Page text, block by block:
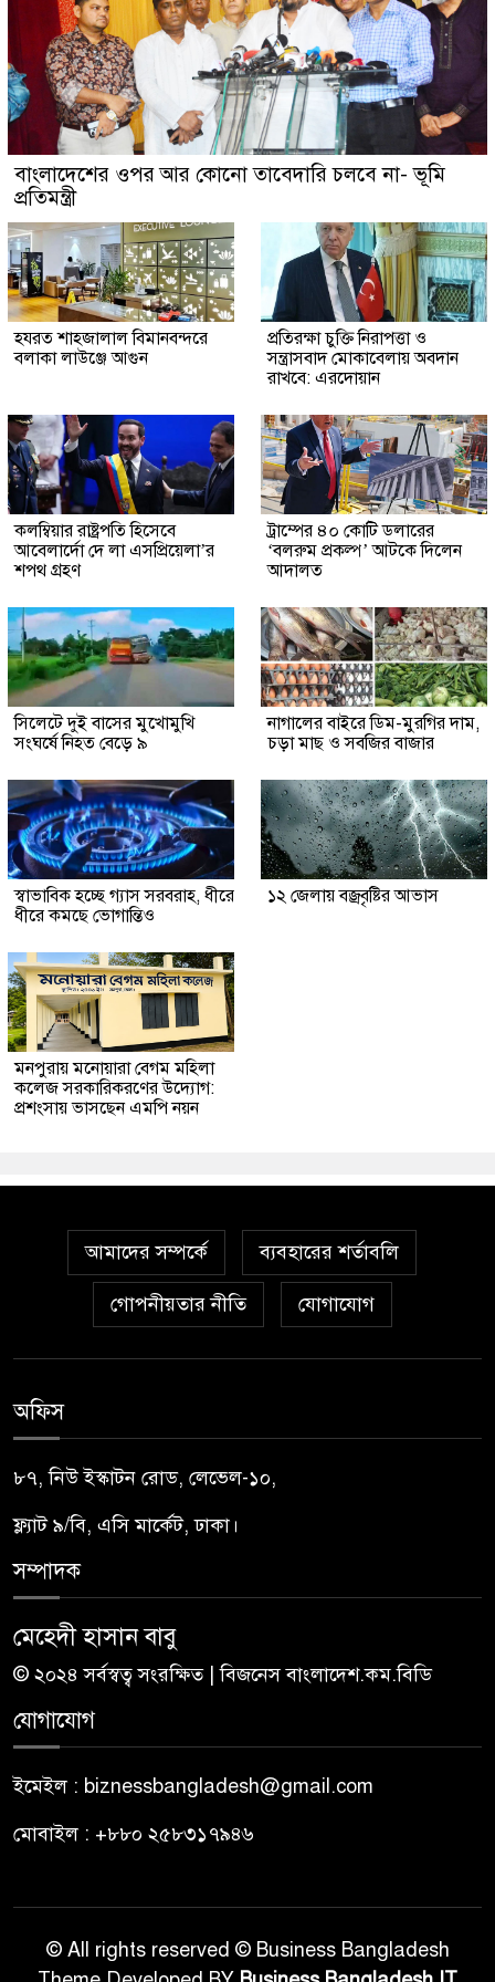
বাংলাদেশের ওপর আর কোনো তাবেদারি চলবে না- ভূমি
প্রতিমন্ত্রী
হযরত শাহজালাল বিমানবন্দরে
বলাকা লাউঞ্জে আগুন
প্রতিরক্ষা চুক্তি নিরাপত্তা ও
সন্ত্রাসবাদ মোকাবেলায় অবদান
রাখবে: এরদোয়ান
কলম্বিয়ার রাষ্ট্রপতি হিসেবে
আবেলার্দো দে লা এসপ্রিয়েলা’র
শপথ গ্রহণ
ট্রাম্পের ৪০ কোটি ডলারের
‘বলরুম প্রকল্প’ আটকে দিলেন
আদালত
সিলেটে দুই বাসের মুখোমুখি
সংঘর্ষে নিহত বেড়ে ৯
নাগালের বাইরে ডিম-মুরগির দাম,
চড়া মাছ ও সবজির বাজার
স্বাভাবিক হচ্ছে গ্যাস সরবরাহ, ধীরে
ধীরে কমছে ভোগান্তিও
১২ জেলায় বজ্রবৃষ্টির আভাস
মনপুরায় মনোয়ারা বেগম মহিলা
কলেজ সরকারিকরণের উদ্যোগ:
প্রশংসায় ভাসছেন এমপি নয়ন
আমাদের সম্পর্কে ব্যবহারের শর্তাবলি
গোপনীয়তার নীতি যোগাযোগ
অফিস
৮৭, নিউ ইস্কাটন রোড, লেভেল-১০,
ফ্ল্যাট ৯/বি, এসি মার্কেট, ঢাকা।
সম্পাদক
মেহেদী হাসান বাবু
© ২০২৪ সর্বস্বত্ব সংরক্ষিত | বিজনেস বাংলাদেশ.কম.বিডি
যোগাযোগ
ইমেইল : biznessbangladesh@gmail.com
মোবাইল : +৮৮০ ২৫৮৩১৭৯৪৬
© All rights reserved © Business Bangladesh